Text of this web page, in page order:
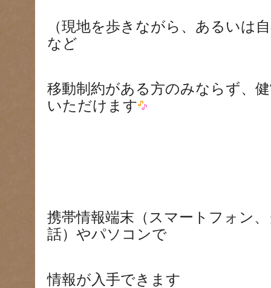
（現地を歩きながら、あるいは
など
移動制約がある方のみならず、
いただけます
携帯情報端末（スマートフォン
話）やパソコンで
情報が入手できます